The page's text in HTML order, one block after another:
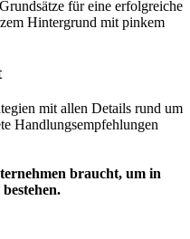
mit allen Details rund um
Handlungsempfehlungen
braucht, um in